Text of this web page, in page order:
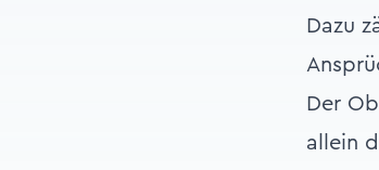
Dazu
Der
allein